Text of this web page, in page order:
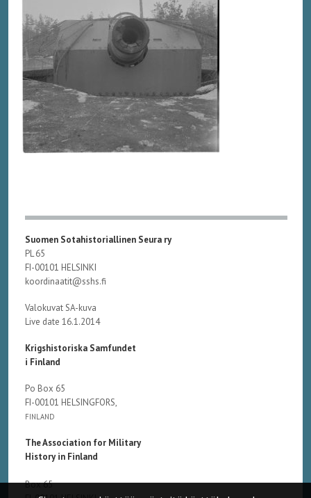
Suomen Sotahistoriallinen Seura ry
PL 65
FI-00101 HELSINKI
koordinaatit@sshs.fi
Valokuvat SA-kuva
Live date 16.1.2014
Krigshistoriska Samfundet
i Finland
Po Box 65
FI-00101 HELSINGFORS,
FINLAND
The Association for Military
History in Finland
Box 65